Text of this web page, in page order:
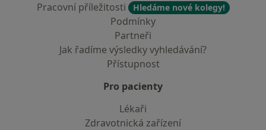
Pracovní příležitosti
Hledáme nové kolegy!
Podmínky
Partneři
Jak řadíme výsledky vyhledávání?
Přístupnost
Pro pacienty
Lékaři
Zdravotnická zařízení